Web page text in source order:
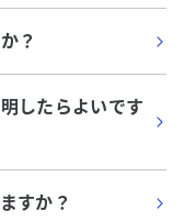
？
したらよいです
すか？